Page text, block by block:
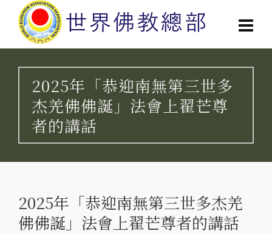
2025年「恭迎南無第三世多
杰羌佛佛誕」法會上翟芒尊
者的講話
2025年「恭迎南無第三世多杰羌
佛佛誕」法會上翟芒尊者的講話